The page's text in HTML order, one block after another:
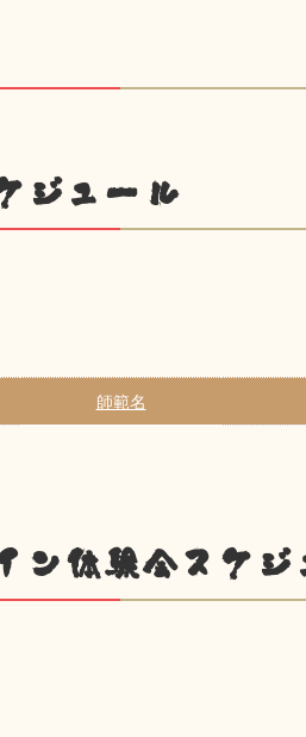
ジュール
師範名
ン体験会スケジ